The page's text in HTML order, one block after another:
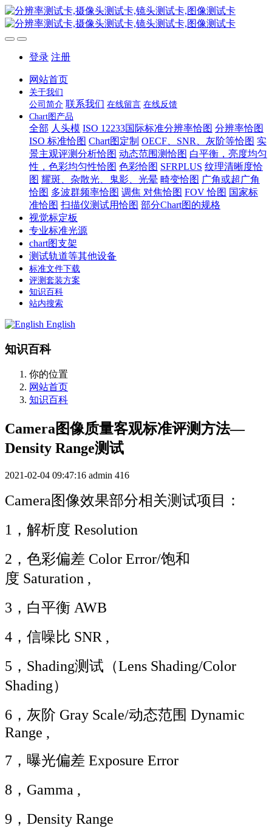
登录 注册
网站首页
关于我们
公司简介 联系我们 在线留言 在线反馈
Chart图产品
全部 人头模 ISO 12233国际标准分辨率恰图 分辨率恰图
ISO 标准恰图 Chart图定制 OECF、SNR、灰阶等恰图 实
景主观评测分析恰图 动态范围测恰图 白平衡，亮度均匀
性，色彩均匀性恰图 色彩恰图 SFRPLUS 纹理清晰度恰
图 耀斑、杂散光、鬼影、光晕 畸变恰图 广角或超广角
恰图 多波群频率恰图 调焦 对焦恰图 FOV 恰图 国家标
准恰图 扫描仪测试用恰图 部分Chart图的规格
视觉标定板
专业标准光源
chart图支架
测试轨道等其他设备
标准文件下载
评测套装方案
知识百科
站内搜索
English
知识百科
你的位置
网站首页
知识百科
Camera图像质量客观标准评测方法—
Density Range测试
2021-02-04 09:47:16 admin 416
Camera图像效果部分相关测试项目：
1，解析度 Resolution
2，色彩偏差 Color Error/饱和
度 Saturation ,
3，白平衡 AWB
4，信噪比 SNR ,
5，Shading测试（Lens Shading/Color
Shading）
6，灰阶 Gray Scale/动态范围 Dynamic
Range ,
7，曝光偏差 Exposure Error
8，Gamma ,
9，Density Range